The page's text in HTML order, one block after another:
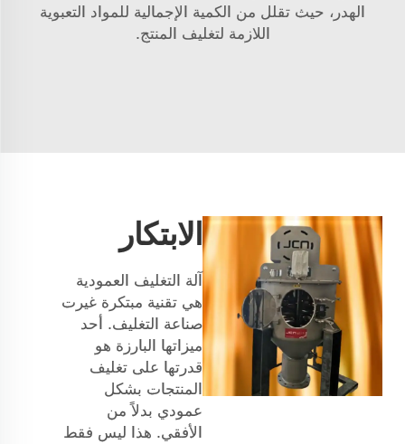
الهدر، حيث تقلل من الكمية الإجمالية للمواد التعبوية
اللازمة لتغليف المنتج.
الابتكار
آلة التغليف العمودية
هي تقنية مبتكرة غيرت
صناعة التغليف. أحد
ميزاتها البارزة هو
قدرتها على تغليف
المنتجات بشكل
عمودي بدلاً من
الأفقي. هذا ليس فقط